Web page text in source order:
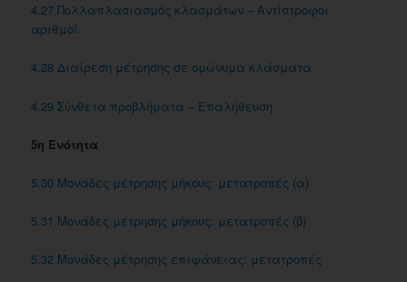
4.27 Πολλαπλασιασμός κλασμάτων – Αντίστροφοι
αριθμοί
4.28 Διαίρεση μέτρησης σε ομώνυμα κλάσματα
4.29 Σύνθετα προβλήματα – Επαλήθευση
5η Ενότητα
5.30 Mονάδες μέτρησης μήκους: μετατροπές (α)
5.31 Μονάδες μέτρησης μήκους: μετατροπές (β)
5.32 Μονάδες μέτρησης επιφάνειας: μετατροπές